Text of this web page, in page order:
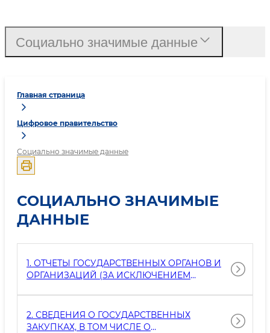
Главная страница
Цифровое правительство
Социально значимые данные
СОЦИАЛЬНО ЗНАЧИМЫЕ
ДАННЫЕ
1. ОТЧЕТЫ ГОСУДАРСТВЕННЫХ ОРГАНОВ И
ОРГАНИЗАЦИЙ (ЗА ИСКЛЮЧЕНИЕМ
ГОСУДАРСТВЕННОЙ ТАЙНЕ И СЛУЖЕБНОЙ
ИНФОРМАЦИИ)
2. СВЕДЕНИЯ О ГОСУДАРСТВЕННЫХ
ЗАКУПКАХ, В ТОМ ЧИСЛЕ О
Социально значимые данные